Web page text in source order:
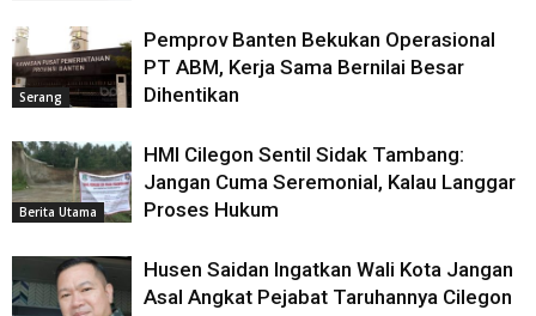
Serang
Pemprov Banten Bekukan Operasional
PT ABM, Kerja Sama Bernilai Besar
Dihentikan
Berita Utama
HMI Cilegon Sentil Sidak Tambang:
Jangan Cuma Seremonial, Kalau Langgar
Proses Hukum
Husen Saidan Ingatkan Wali Kota Jangan
Asal Angkat Pejabat Taruhannya Cilegon